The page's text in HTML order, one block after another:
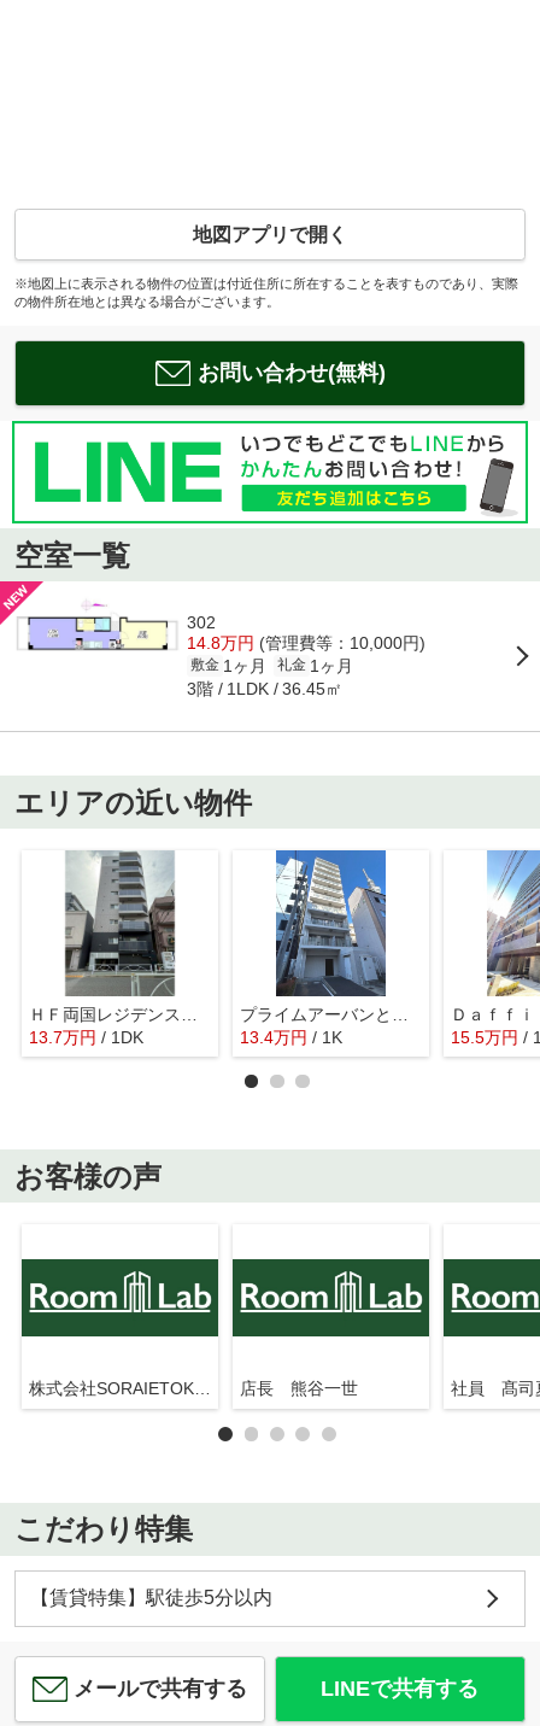
地図アプリで開く
※地図上に表示される物件の位置は付近住所に所在することを表すものであり、実際
の物件所在地とは異なる場合がございます。
お問い合わせ(無料)
空室一覧
302
14.8万円 (管理費等：10,000円)
敷金 1ヶ月 礼金 1ヶ月
3階 1LDK 36.45㎡
エリアの近い物件
13.7万円 / 1DK
13.4万円 / 1K 15.5万円 /
お客様の声
株式会社SORAIETOKYO押上駅前店 店長 熊谷一世 社員 髙司
こだわり特集
【賃貸特集】駅徒歩5分以内
メールで共有する LINEで共有する